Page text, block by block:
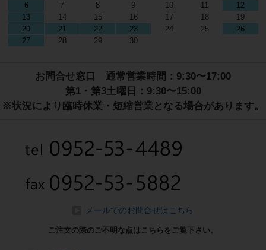
6
7 8 9 10 11
12
13
14 15 16 17 18
19
20
21 22 23 24 25
26
27
28 29 30
お問合せ窓口 通常営業時間：9:30〜17:00
第1・第3土曜日：9:30〜15:00
※状況により臨時休業・短縮営業となる場合があります。
メールでのお問合せはこちら
ご注文の際のご不明な点はこちらをご覧下さい。